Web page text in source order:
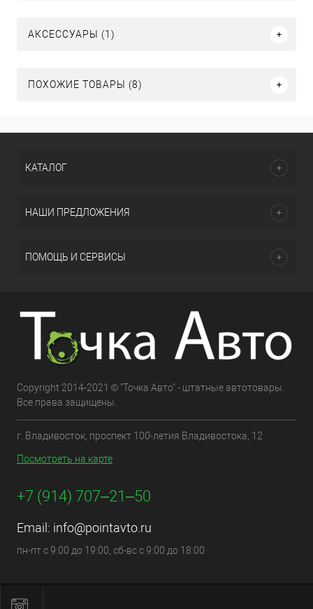
АКСЕССУАРЫ (1)
ПОХОЖИЕ ТОВАРЫ (8)
КАТАЛОГ
НАШИ ПРЕДЛОЖЕНИЯ
ПОМОЩЬ И СЕРВИСЫ
Copyright 2014-2021 © "Точка Авто" - штатные автотовары.
Все права защищены.
г. Владивосток, проспект 100-летия Владивостока, 12
Посмотреть на карте
+7 (914) 707‒21‒50
Email: info@pointavto.ru
пн-пт с 9:00 до 19:00, сб-вс с 9:00 до 18:00